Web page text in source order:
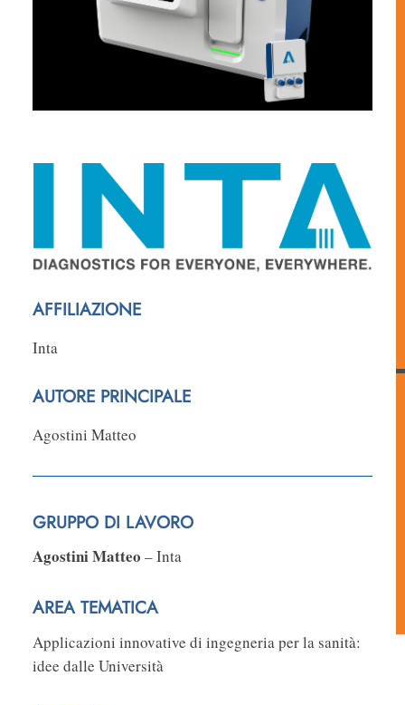
AFFILIAZIONE
Inta
AUTORE PRINCIPALE
Agostini Matteo
GRUPPO DI LAVORO
Agostini Matteo – Inta
AREA TEMATICA
Applicazioni innovative di ingegneria per la sanità:
idee dalle Università